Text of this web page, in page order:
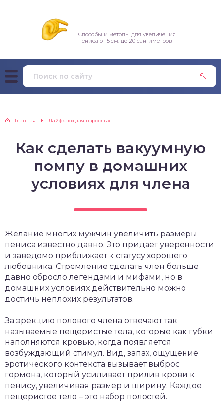
Способы и методы для увеличения
пениса от 5 см. до 20 сантиметров
Главная Лайфхаки для взрослых
Как сделать вакуумную
помпу в домашних
условиях для члена
Желание многих мужчин увеличить размеры
пениса известно давно. Это придает уверенности
и заведомо приближает к статусу хорошего
любовника. Стремление сделать член больше
давно обросло легендами и мифами, но в
домашних условиях действительно можно
достичь неплохих результатов.
За эрекцию полового члена отвечают так
называемые пещеристые тела, которые как губки
наполняются кровью, когда появляется
возбуждающий стимул. Вид, запах, ощущение
эротического контекста вызывает выброс
гормона, который усиливает прилив крови к
пенису, увеличивая размер и ширину. Каждое
пещеристое тело – это набор полостей.